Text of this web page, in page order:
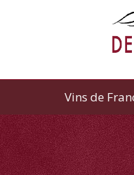
Vins de